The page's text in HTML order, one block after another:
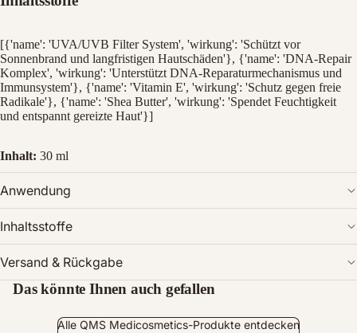
[{'name': 'UVA/UVB Filter System', 'wirkung': 'Schützt vor
Sonnenbrand und langfristigen Hautschäden'}, {'name': 'DNA-Repair
Komplex', 'wirkung': 'Unterstützt DNA-Reparaturmechanismus und
Immunsystem'}, {'name': 'Vitamin E', 'wirkung': 'Schutz gegen freie
Radikale'}, {'name': 'Shea Butter', 'wirkung': 'Spendet Feuchtigkeit
und entspannt gereizte Haut'}]
Inhalt: 30 ml
Anwendung
Inhaltsstoffe
Versand & Rückgabe
Das könnte Ihnen auch gefallen
Alle QMS Medicosmetics-Produkte entdecken